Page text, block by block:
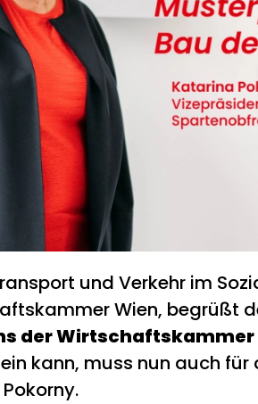
und Verkehr im
Wien, begrüßt
der Wirtschaftskammer
kann, muss nun auch für